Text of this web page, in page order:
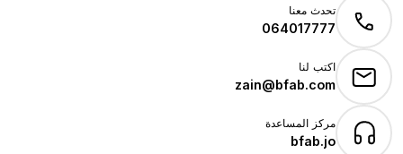
تحدث معنا
064017777
اكتب لنا
zain@bfab.com
مركز المساعدة
bfab.jo